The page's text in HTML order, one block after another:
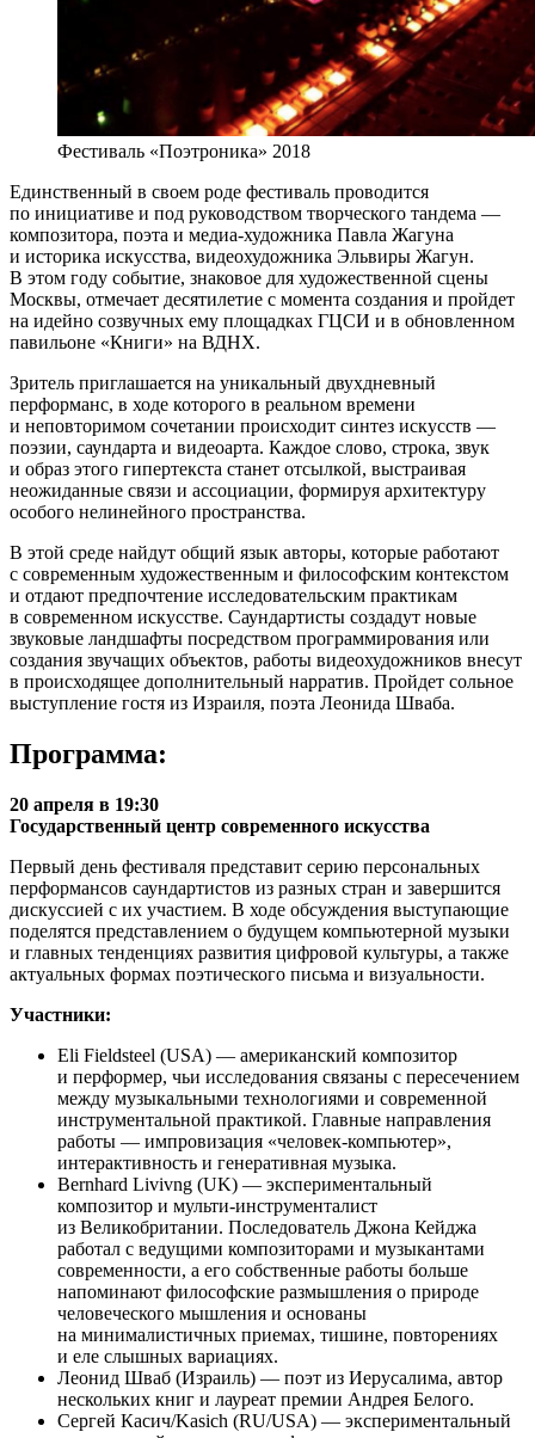
Фестиваль «Поэтроника» 2018
Единственный в своем роде фестиваль проводится
по инициативе и под руководством творческого тандема —
композитора, поэта и медиа-художника Павла Жагуна
и историка искусства, видеохудожника Эльвиры Жагун.
В этом году событие, знаковое для художественной сцены
Москвы, отмечает десятилетие с момента создания и пройдет
на идейно созвучных ему площадках ГЦСИ и в обновленном
павильоне «Книги» на ВДНХ.
Зритель приглашается на уникальный двухдневный
перформанс, в ходе которого в реальном времени
и неповторимом сочетании происходит синтез искусств —
поэзии, саундарта и видеоарта. Каждое слово, строка, звук
и образ этого гипертекста станет отсылкой, выстраивая
неожиданные связи и ассоциации, формируя архитектуру
особого нелинейного пространства.
В этой среде найдут общий язык авторы, которые работают
с современным художественным и философским контекстом
и отдают предпочтение исследовательским практикам
в современном искусстве. Саундартисты создадут новые
звуковые ландшафты посредством программирования или
создания звучащих объектов, работы видеохудожников внесут
в происходящее дополнительный нарратив. Пройдет сольное
выступление гостя из Израиля, поэта Леонида Шваба.
Программа:
20 апреля в 19:30
Государственный центр современного искусства
Первый день фестиваля представит серию персональных
перформансов саундартистов из разных стран и завершится
дискуссией с их участием. В ходе обсуждения выступающие
поделятся представлением о будущем компьютерной музыки
и главных тенденциях развития цифровой культуры, а также
актуальных формах поэтического письма и визуальности.
Участники:
Eli Fieldsteel (USA) — американский композитор
и перформер, чьи исследования связаны с пересечением
между музыкальными технологиями и современной
инструментальной практикой. Главные направления
работы — импровизация «человек-компьютер»,
интерактивность и генеративная музыка.
Bernhard Livivng (UK) — экспериментальный
композитор и мульти-инструменталист
из Великобритании. Последователь Джона Кейджа
работал с ведущими композиторами и музыкантами
современности, а его собственные работы больше
напоминают философские размышления о природе
человеческого мышления и основаны
на минималистичных приемах, тишине, повторениях
и еле слышных вариациях.
Леонид Шваб (Израиль) — поэт из Иерусалима, автор
нескольких книг и лауреат премии Андрея Белого.
Сергей Касич/Kasich (RU/USA) — экспериментальный